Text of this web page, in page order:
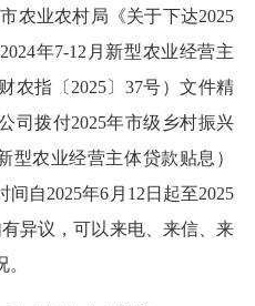
业农村局《关于下达2025
年7-12月新型农业经营主
农指〔2025〕37号）文件精
司拨付2025年市级乡村振兴
型农业经营主体贷款贴息）
自2025年6月12日起至2025
异议，可以来电、来信、来